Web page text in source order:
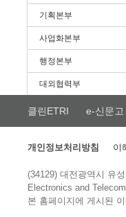
기획본부
사업화본부
행정본부
대외협력부
클린ETRI e-신문고
개인정보처리방침 이
(34129) 대전광역시 유
Electronics and
본 홈페이지에 게시된